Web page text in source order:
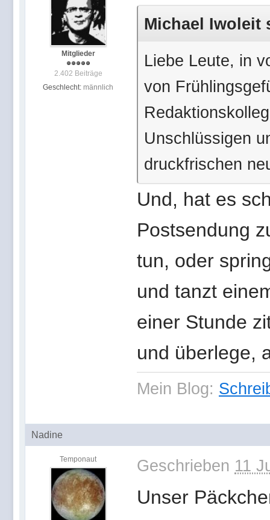
Mitglieder
2.402 Beiträge
Geschlecht: männlich
Michael Iwoleit
Liebe Leute, in
von
Unschlüssigen
druckfrischen
Und, hat es
Postsendung
tun, oder
und tanzt
einer Stunde
und überlege,
Mein Blog:
Nadine
Temponaut Geschrieben 11
Unser